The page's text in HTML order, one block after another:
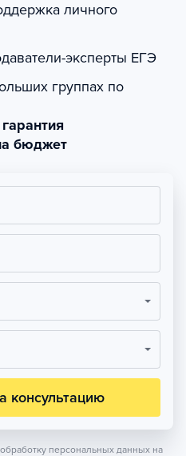
личного
эксперты ЕГЭ
группах по
бюджет
консультацию
персональных данных на